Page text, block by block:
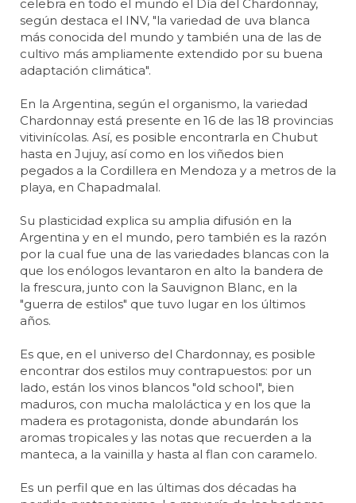
celebra en todo el mundo el Día del Chardonnay,
según destaca el INV, "la variedad de uva blanca
más conocida del mundo y también una de las de
cultivo más ampliamente extendido por su buena
adaptación climática".
En la Argentina, según el organismo, la variedad
Chardonnay está presente en 16 de las 18 provincias
vitivinícolas. Así, es posible encontrarla en Chubut
hasta en Jujuy, así como en los viñedos bien
pegados a la Cordillera en Mendoza y a metros de la
playa, en Chapadmalal.
Su plasticidad explica su amplia difusión en la
Argentina y en el mundo, pero también es la razón
por la cual fue una de las variedades blancas con la
que los enólogos levantaron en alto la bandera de
la frescura, junto con la Sauvignon Blanc, en la
"guerra de estilos" que tuvo lugar en los últimos
años.
Es que, en el universo del Chardonnay, es posible
encontrar dos estilos muy contrapuestos: por un
lado, están los vinos blancos "old school", bien
maduros, con mucha maloláctica y en los que la
madera es protagonista, donde abundarán los
aromas tropicales y las notas que recuerden a la
manteca, a la vainilla y hasta al flan con caramelo.
Es un perfil que en las últimas dos décadas ha